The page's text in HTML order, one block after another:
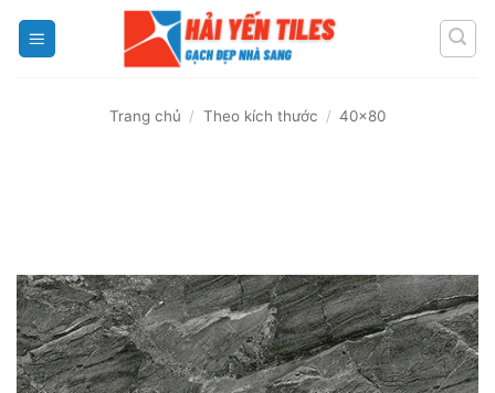
Trang chủ / Theo kích thước / 40x80